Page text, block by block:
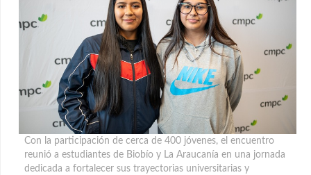
Con la participación de cerca de 400 jóvenes, el encuentro
reunió a estudiantes de Biobío y La Araucanía en una jornada
dedicada a fortalecer sus trayectorias universitarias y